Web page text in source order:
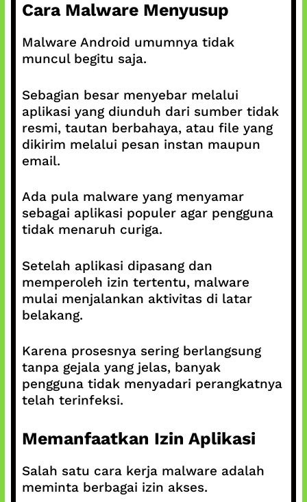
Cara Malware Menyusup
Malware Android umumnya tidak
muncul begitu saja.
Sebagian besar menyebar melalui
aplikasi yang diunduh dari sumber tidak
resmi, tautan berbahaya, atau file yang
dikirim melalui pesan instan maupun
email.
Ada pula malware yang menyamar
sebagai aplikasi populer agar pengguna
tidak menaruh curiga.
Setelah aplikasi dipasang dan
memperoleh izin tertentu, malware
mulai menjalankan aktivitas di latar
belakang.
Karena prosesnya sering berlangsung
tanpa gejala yang jelas, banyak
pengguna tidak menyadari perangkatnya
telah terinfeksi.
Memanfaatkan Izin Aplikasi
Salah satu cara kerja malware adalah
meminta berbagai izin akses.